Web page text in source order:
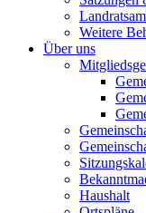
Weitere
Über uns
Haushalt